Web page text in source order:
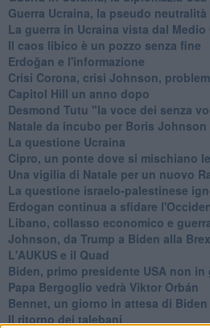
Guerra Ucraina, la pseudo
La guerra in Ucraina vista dal Medio
​Il caos libico è un pozzo senza fine
Erdoğan e l'informazione
Crisi Corona, crisi Johnson,
Capitol Hill un anno dopo
Desmond Tutu "la voce dei senza
Natale da incubo per Boris Johnson
La questione Ucraina
Cipro, un ponte dove si mischiano
Una vigilia di Natale per un nuovo
La questione israelo-palestinese
Erdogan continua a sfidare
Libano, collasso economico e
Johnson, da Trump a Biden alla
L'AUKUS e il Quad
Biden, primo presidente USA non in
Papa Bergoglio vedrà Viktor Orbán
Bennet, un giorno in attesa di Biden
Il ritorno dei talebani